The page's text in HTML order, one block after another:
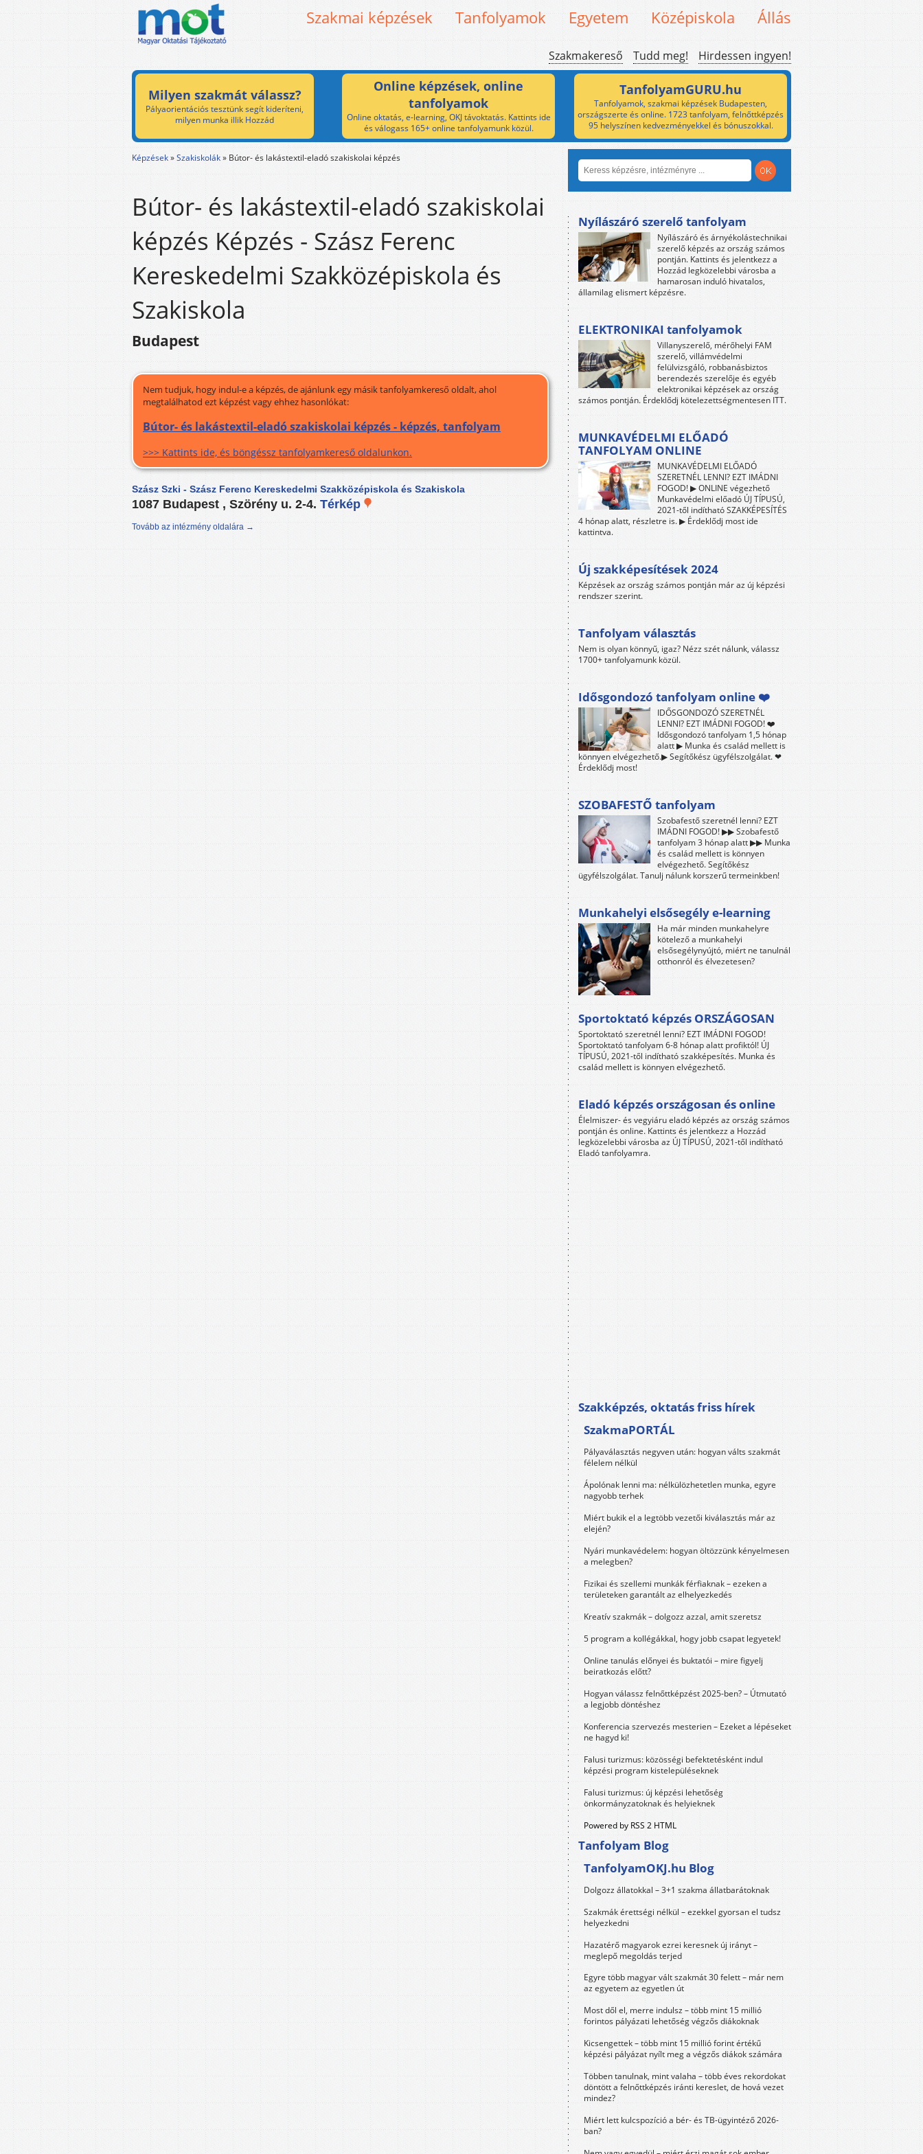
Szakmai képzések Tanfolyamok Egyetem Középiskola Állás
Szakmakereső Tudd meg! Hirdessen ingyen!
Milyen szakmát válassz?
Pályaorientációs tesztünk segít kideríteni,
milyen munka illik Hozzád
Online képzések, online
tanfolyamok
Online oktatás, e-learning, OKJ távoktatás. Kattints ide
és válogass 165+ online tanfolyamunk közül.
TanfolyamGURU.hu
Tanfolyamok, szakmai képzések Budapesten,
országszerte és online. 1723 tanfolyam, felnőttképzés
95 helyszínen kedvezményekkel és bónuszokkal.
Képzések»Szakiskolák» Bútor- és lakástextil-eladó szakiskolai képzés
Bútor- és lakástextil-eladó szakiskolai
képzés Képzés - Szász Ferenc
Kereskedelmi Szakközépiskola és
Szakiskola
Budapest
Nem tudjuk, hogy indul-e a képzés, de ajánlunk egy másik tanfolyamkereső oldalt, ahol
megtalálhatod ezt képzést vagy ehhez hasonlókat:
Bútor- és lakástextil-eladó szakiskolai képzés - képzés, tanfolyam
>>> Kattints ide, és böngéssz tanfolyamkereső oldalunkon.
Szász Szki - Szász Ferenc Kereskedelmi Szakközépiskola és Szakiskola
1087 Budapest , Szörény u. 2-4. Térkép
Tovább az intézmény oldalára →
Nyílászáró szerelő tanfolyam
Nyílászáró és árnyékolástechnikai
szerelő képzés az ország számos
pontján. Kattints és jelentkezz a
Hozzád legközelebbi városba a
hamarosan induló hivatalos,
államilag elismert képzésre.
ELEKTRONIKAI tanfolyamok
Villanyszerelő, mérőhelyi FAM
szerelő, villámvédelmi
felülvizsgáló, robbanásbiztos
berendezés szerelője és egyéb
elektronikai képzések az ország
számos pontján. Érdeklődj kötelezettségmentesen ITT.
MUNKAVÉDELMI ELŐADÓ
TANFOLYAM ONLINE
MUNKAVÉDELMI ELŐADÓ
SZERETNÉL LENNI? EZT IMÁDNI
FOGOD! ▶ ONLINE végezhető
Munkavédelmi előadó ÚJ TÍPUSÚ,
2021-től indítható SZAKKÉPESÍTÉS
4 hónap alatt, részletre is. ▶ Érdeklődj most ide
kattintva.
Új szakképesítések 2024
Képzések az ország számos pontján már az új képzési
rendszer szerint.
Tanfolyam választás
Nem is olyan könnyű, igaz? Nézz szét nálunk, válassz
1700+ tanfolyamunk közül.
Idősgondozó tanfolyam online ❤️
IDŐSGONDOZÓ SZERETNÉL
LENNI? EZT IMÁDNI FOGOD! ❤️
Idősgondozó tanfolyam 1,5 hónap
alatt ▶ Munka és család mellett is
könnyen elvégezhető.▶ Segítőkész ügyfélszolgálat. ❤
Érdeklődj most!
SZOBAFESTŐ tanfolyam
Szobafestő szeretnél lenni? EZT
IMÁDNI FOGOD! ▶▶ Szobafestő
tanfolyam 3 hónap alatt ▶▶ Munka
és család mellett is könnyen
elvégezhető. Segítőkész
ügyfélszolgálat. Tanulj nálunk korszerű termeinkben!
Munkahelyi elsősegély e-learning
Ha már minden munkahelyre
kötelező a munkahelyi
elsősegélynyújtó, miért ne tanulnál
otthonról és élvezetesen?
Sportoktató képzés ORSZÁGOSAN
Sportoktató szeretnél lenni? EZT IMÁDNI FOGOD!
Sportoktató tanfolyam 6-8 hónap alatt profiktól! ÚJ
TÍPUSÚ, 2021-től indítható szakképesítés. Munka és
család mellett is könnyen elvégezhető.
Eladó képzés országosan és online
Élelmiszer- és vegyiáru eladó képzés az ország számos
pontján és online. Kattints és jelentkezz a Hozzád
legközelebbi városba az ÚJ TÍPUSÚ, 2021-től indítható
Eladó tanfolyamra.
Szakképzés, oktatás friss hírek
SzakmaPORTÁL
Pályaválasztás negyven után: hogyan válts szakmát
félelem nélkül
Ápolónak lenni ma: nélkülözhetetlen munka, egyre
nagyobb terhek
Miért bukik el a legtöbb vezetői kiválasztás már az
elején?
Nyári munkavédelem: hogyan öltözzünk kényelmesen
a melegben?
Fizikai és szellemi munkák férfiaknak – ezeken a
területeken garantált az elhelyezkedés
Kreatív szakmák – dolgozz azzal, amit szeretsz
5 program a kollégákkal, hogy jobb csapat legyetek!
Online tanulás előnyei és buktatói – mire figyelj
beiratkozás előtt?
Hogyan válassz felnőttképzést 2025-ben? – Útmutató
a legjobb döntéshez
Konferencia szervezés mesterien – Ezeket a lépéseket
ne hagyd ki!
Falusi turizmus: közösségi befektetésként indul
képzési program kistelepüléseknek
Falusi turizmus: új képzési lehetőség
önkormányzatoknak és helyieknek
Powered by RSS 2 HTML
Tanfolyam Blog
TanfolyamOKJ.hu Blog
Dolgozz állatokkal – 3+1 szakma állatbarátoknak
Szakmák érettségi nélkül – ezekkel gyorsan el tudsz
helyezkedni
Hazatérő magyarok ezrei keresnek új irányt –
meglepő megoldás terjed
Egyre több magyar vált szakmát 30 felett – már nem
az egyetem az egyetlen út
Most dől el, merre indulsz – több mint 15 millió
forintos pályázati lehetőség végzős diákoknak
Kicsengettek – több mint 15 millió forint értékű
képzési pályázat nyílt meg a végzős diákok számára
Többen tanulnak, mint valaha – több éves rekordokat
döntött a felnőttképzés iránti kereslet, de hová vezet
mindez?
Miért lett kulcspozíció a bér- és TB-ügyintéző 2026-
ban?